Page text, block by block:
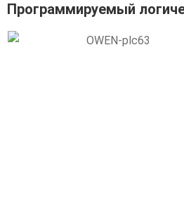
Программируемый